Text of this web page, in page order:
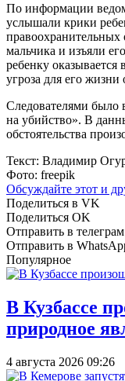
По информации
услышали крики
правоохранительных
мальчика и изъяли
ребенку
угроза для его жизни
Следователями было
на убийство». В
обстоятельства
Текст: Владимир
Фото: freepik
Обсуждайте этот и
Поделиться в VK
Поделиться OK
Отправить в телеграм
Отправить в
Популярное
В Кузбассе
природное
4 августа 2026 09:26